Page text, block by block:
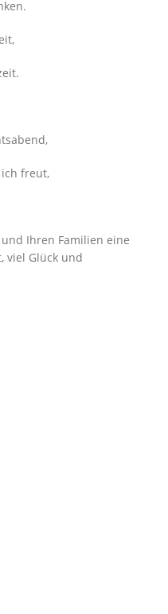
freut,
Ihren Familien eine
viel Glück und